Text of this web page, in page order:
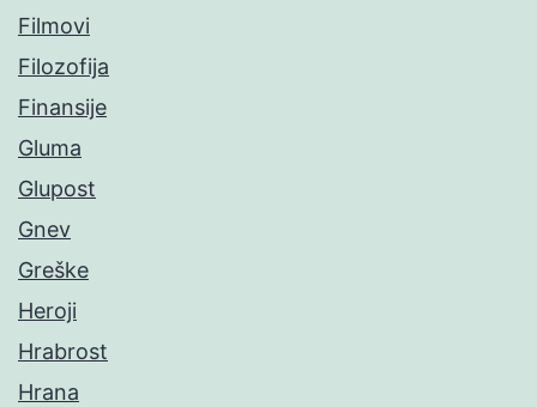
Filmovi
Filozofija
Finansije
Gluma
Glupost
Gnev
Greške
Heroji
Hrabrost
Hrana